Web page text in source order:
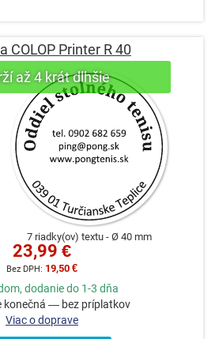
COLOP Printer R 40
7 riadky(ov) textu Ø 40 mm
23,99 €
19,50 €
dodanie do 1-3 dňa
konečná — bez príplatkov
Viac o doprave